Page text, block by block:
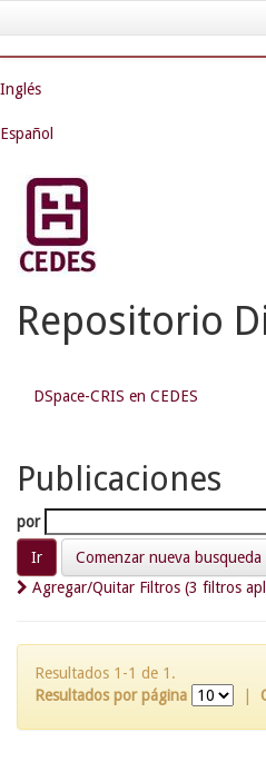
navigation
Inglés
Español
Repositorio
DSpace-CRIS en CEDES
Publicaciones
por
Comenzar nueva busqueda
Agregar/Quitar Filtros (3 filtros
Resultados 1-1 de 1.
Resultados por página